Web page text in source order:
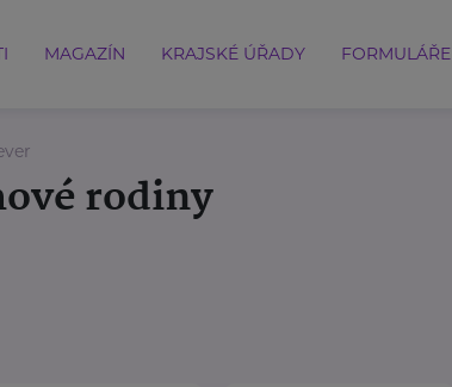
MAGAZÍN KRAJSKÉ ÚŘADY FORMULÁŘE
rodiny